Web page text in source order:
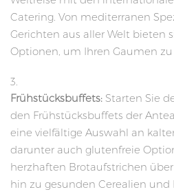
Catering. Von mediterranen
Gerichten aus aller Welt bieten
Optionen, um Ihren Gaumen
Frühstücksbuffets: Starten Sie
den Frühstücksbuffets der
eine vielfältige Auswahl an
darunter auch glutenfreie
herzhaften Brotaufstrichen
hin zu gesunden Cerealien und